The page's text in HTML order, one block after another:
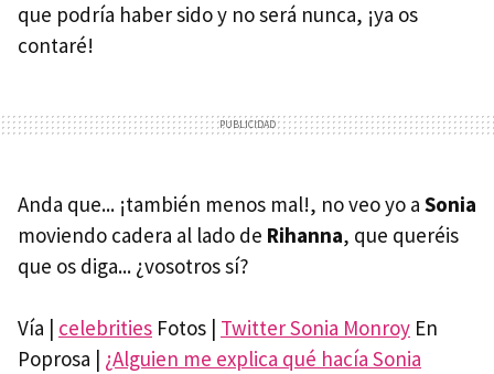
que podría haber sido y no será nunca, ¡ya os
contaré!
Anda que... ¡también menos mal!, no veo yo a Sonia
moviendo cadera al lado de Rihanna, que queréis
que os diga... ¿vosotros sí?
Vía | celebrities Fotos | Twitter Sonia Monroy En
Poprosa | ¿Alguien me explica qué hacía Sonia